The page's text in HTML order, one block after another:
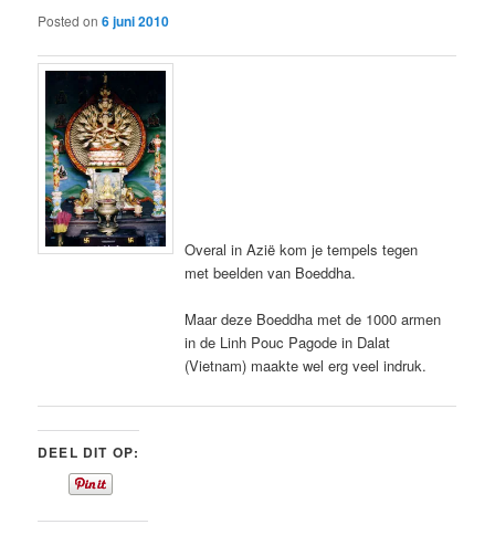
Posted on6 juni 2010
Overal in Azië kom je tempels tegen
met beelden van Boeddha.
Maar deze Boeddha met de 1000 armen
in de Linh Pouc Pagode in Dalat
(Vietnam) maakte wel erg veel indruk.
DEEL DIT OP: